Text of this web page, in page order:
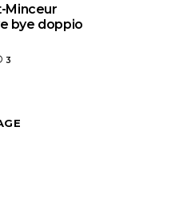
Minceur
bye doppio
3